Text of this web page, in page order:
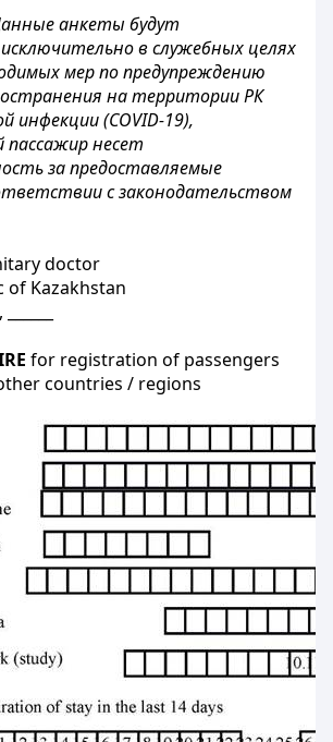
анкеты будут
в служебных целях
мер по предупреждению
на территории РК
инфекции (COVID-19),
несет
за предоставляемые
с законодательством
doctor
of Kazakhstan
for registration of passengers
countries / regions